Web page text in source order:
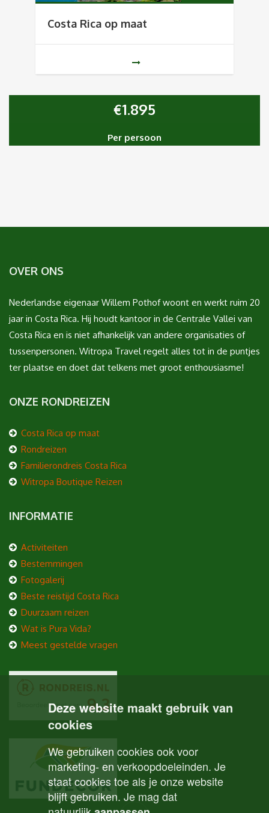
Deze website maakt gebruik van
cookies
We gebruiken cookies ook voor
marketing- en verkoopdoeleinden. Je
staat cookies toe als je onze website
blijft gebruiken. Je mag dat
Costa Rica op maat
€1.895
Per persoon
OVER ONS
Nederlandse eigenaar Willem Pothof woont en werkt ruim 20
jaar in Costa Rica. Hij houdt kantoor in de Centrale Vallei van
Costa Rica en is niet afhankelijk van andere organisaties of
tussenpersonen. Witropa Travel regelt alles tot in de puntjes
ter plaatse en doet dat telkens met groot enthousiasme!
ONZE RONDREIZEN
Costa Rica op maat
Rondreizen
Familierondreis Costa Rica
Witropa Boutique Reizen
INFORMATIE
Activiteiten
Bestemmingen
Fotogalerij
Beste reistijd Costa Rica
Duurzaam reizen
Wat is Pura Vida?
Meest gestelde vragen